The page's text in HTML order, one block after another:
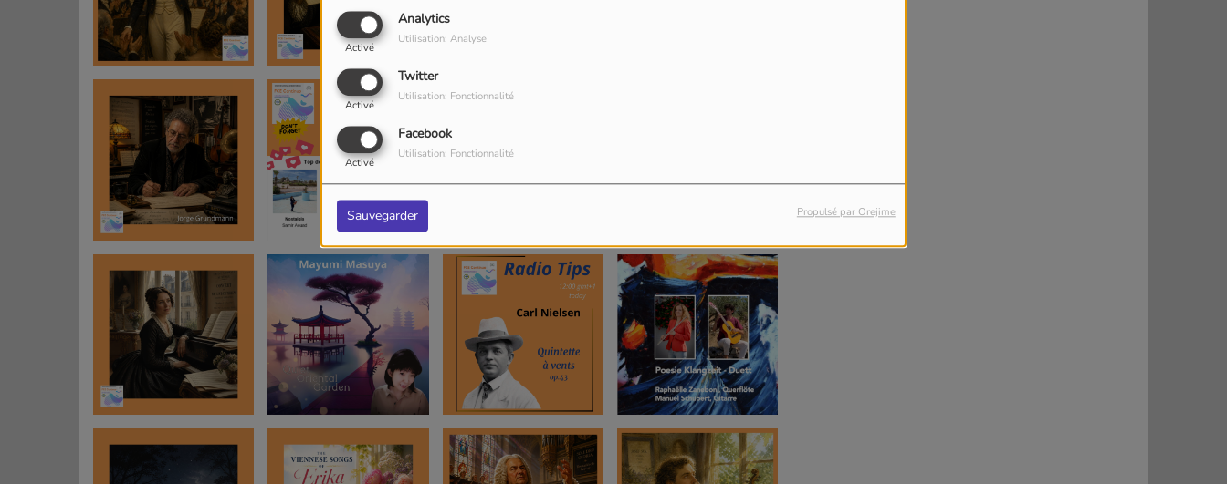
Analytics
Activé
Utilisation: Analyse
Twitter
Activé
Utilisation: Fonctionnalité
Facebook
Activé
Utilisation: Fonctionnalité
Sauvegarder Propulsé par Orejime